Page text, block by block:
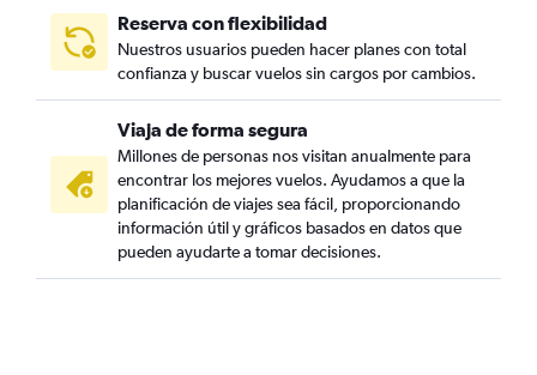
Reserva con flexibilidad
Nuestros usuarios pueden hacer planes con total
confianza y buscar vuelos sin cargos por cambios.
Viaja de forma segura
Millones de personas nos visitan anualmente para
encontrar los mejores vuelos. Ayudamos a que la
planificación de viajes sea fácil, proporcionando
información útil y gráficos basados en datos que
pueden ayudarte a tomar decisiones.